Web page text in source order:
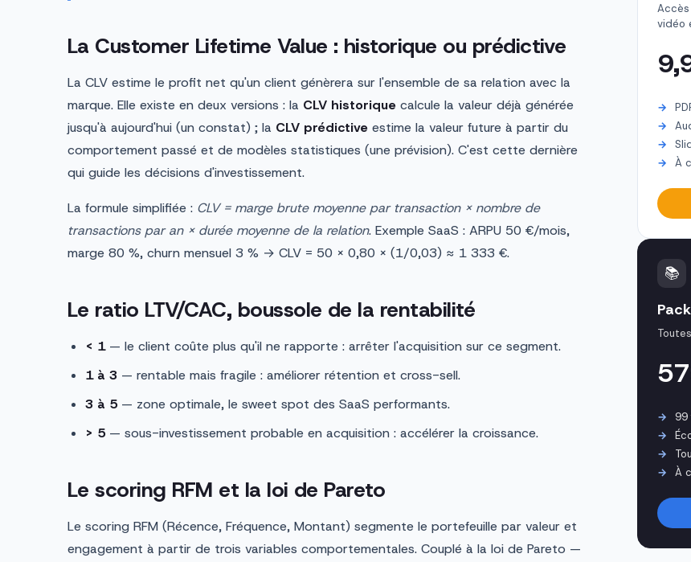
La Customer Lifetime Value : historique ou prédictive
La CLV estime le profit net qu'un client génèrera sur l'ensemble de sa relation avec la
marque. Elle existe en deux versions : la CLV historique calcule la valeur déjà générée
jusqu'à aujourd'hui (un constat) ; la CLV prédictive estime la valeur future à partir du
comportement passé et de modèles statistiques (une prévision). C'est cette dernière
qui guide les décisions d'investissement.
La formule simplifiée : CLV = marge brute moyenne par transaction × nombre de
transactions par an × durée moyenne de la relation. Exemple SaaS : ARPU 50 €/mois,
marge 80 %, churn mensuel 3 % → CLV = 50 × 0,80 × (1/0,03) ≈ 1 333 €.
Le ratio LTV/CAC, boussole de la rentabilité
< 1— le client coûte plus qu'il ne rapporte : arrêter l'acquisition sur ce segment.
1 à 3 — rentable mais fragile : améliorer rétention et cross-sell.
3 à 5 — zone optimale, le sweet spot des SaaS performants.
> 5 — sous-investissement probable en acquisition : accélérer la croissance.
Le scoring RFM et la loi de Pareto
Le scoring RFM (Récence, Fréquence, Montant) segmente le portefeuille par valeur et
engagement à partir de trois variables comportementales. Couplé à la loi de Pareto —
vidéo
À
📚
99
À